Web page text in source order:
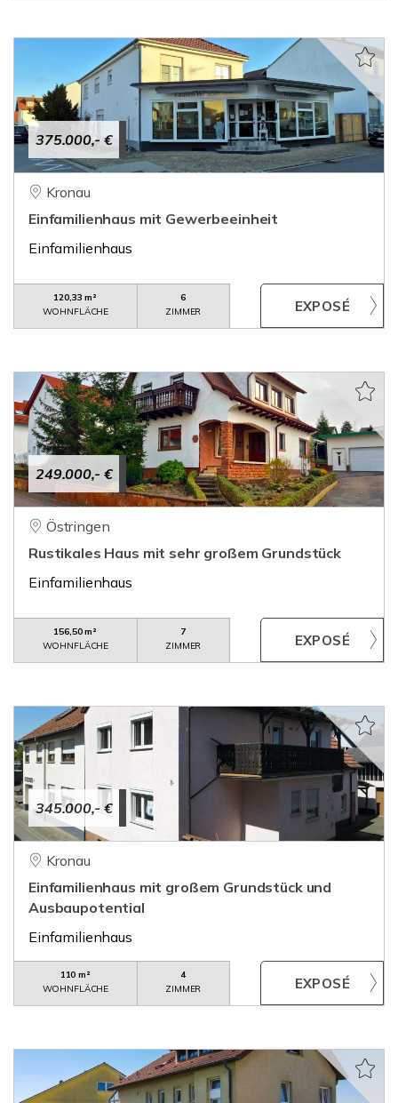
375.000,- €
Kronau
Einfamilienhaus mit Gewerbeeinheit
Einfamilienhaus
120,33 m²
WOHNFLÄCHE
6
ZIMMER
249.000,- €
Östringen
Rustikales Haus mit sehr großem Grundstück
Einfamilienhaus
156,50 m²
WOHNFLÄCHE
7
ZIMMER
345.000,- €
Kronau
Einfamilienhaus mit großem Grundstück und
Ausbaupotential
Einfamilienhaus
110 m²
WOHNFLÄCHE
4
ZIMMER